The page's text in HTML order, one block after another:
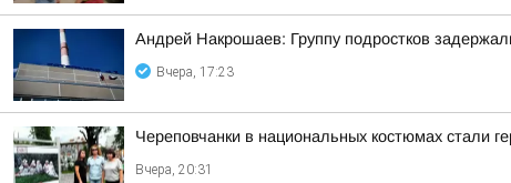
Андрей Накрошаев: Группу подростков
Вчера, 17:23
Череповчанки в национальных костюмах стали
Вчера, 20:31